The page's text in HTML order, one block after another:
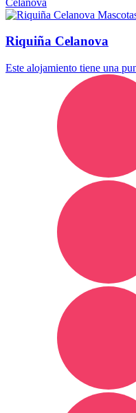
Riquiña Celanova
Este alojamiento tiene una